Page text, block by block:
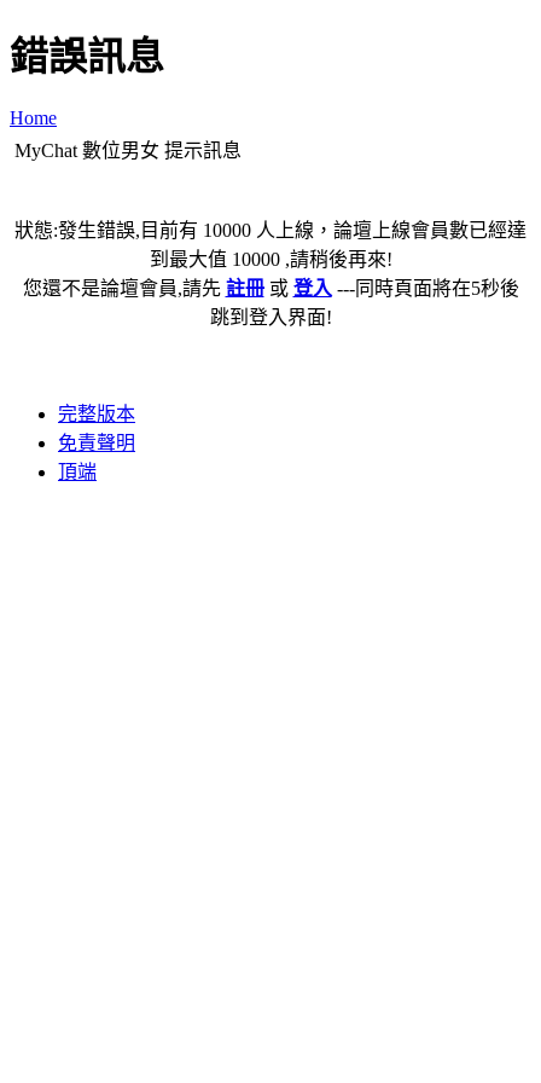
錯誤訊息
Home
MyChat 數位男女 提示訊息
狀態:發生錯誤,目前有 10000 人上線，論壇上線會員數已經達
到最大值 10000 ,請稍後再來!
您還不是論壇會員,請先 註冊或 登入 ---同時頁面將在5秒後
跳到登入界面!
完整版本
免責聲明
頂端